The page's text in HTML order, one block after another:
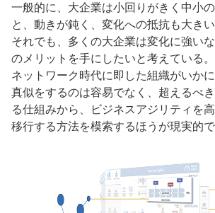
一般的に、大企業は小回りがきく中小
と、動きが鈍く、変化への抵抗も大き
それでも、多くの大企業は変化に強い
のメリットを手にしたいと考えている。
ネットワーク時代に即した組織がいかに
真似をするのは容易でなく、超えるべ
る仕組みから、ビジネスアジリティを
移行する方法を模索するほうが現実的で